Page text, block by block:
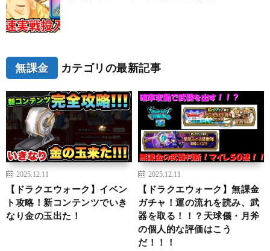
無課金 カテゴリの最新記事
2025.12.11
【ドラクエウォーク】イベン
ト攻略！新コンテンツでいき
なり金の玉出た！
2025.12.11
【ドラクエウォーク】無課金
ガチャ！運の流れを読み、武
器を取る！！？天球儀・月斧
の個人的な評価はこう
だ！！！